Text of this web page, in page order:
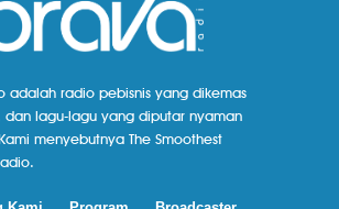
adalah radio pebisnis yang dikemas
dan lagu-lagu yang diputar nyaman
menyebutnya The Smoothest